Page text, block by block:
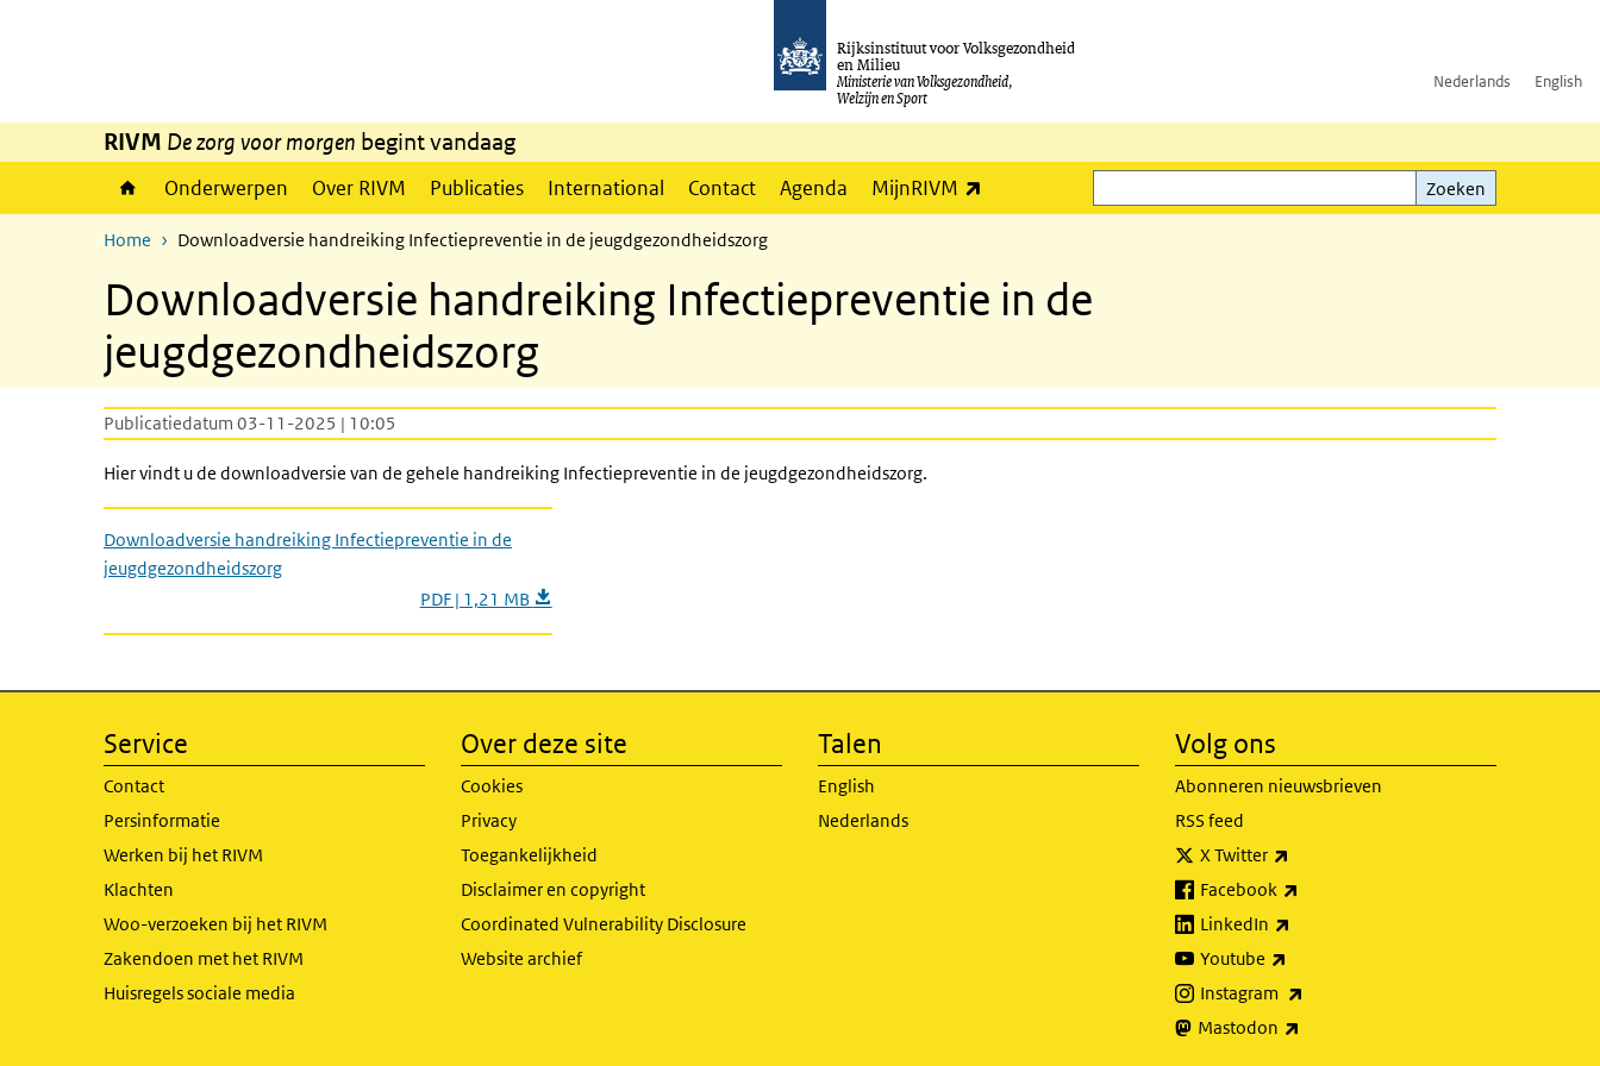
Rijksinstituut voor Volksgezondheid
en Milieu
Ministerie van Volksgezondheid,
Welzijn en Sport
Nederlands English
RIVM De zorg voor morgen begint vandaag
Onderwerpen Over RIVM Publicaties International Contact Agenda MijnRIVM
Zoeken
Zoeken
Home Downloadversie handreiking Infectiepreventie in de jeugdgezondheidszorg
Downloadversie handreiking Infectiepreventie in de
jeugdgezondheidszorg
Publicatiedatum 03-11-2025 | 10:05
Hier vindt u de downloadversie van de gehele handreiking Infectiepreventie in de jeugdgezondheidszorg.
Downloadversie handreiking Infectiepreventie in de
jeugdgezondheidszorg
PDF | 1,21 MB
Service
Contact
Persinformatie
Werken bij het RIVM
Klachten
Woo-verzoeken bij het RIVM
Zakendoen met het RIVM
Huisregels sociale media
Over deze site
Cookies
Privacy
Toegankelijkheid
Disclaimer en copyright
Coordinated Vulnerability Disclosure
Website archief
Talen
English
Nederlands
Volg ons
Abonneren nieuwsbrieven
RSS feed
X Twitter
Facebook
LinkedIn
Youtube
Instagram
Mastodon